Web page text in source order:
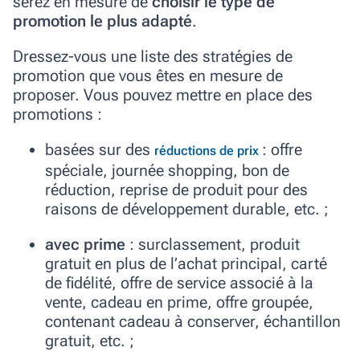
promotion le plus adapté.
Dressez-vous une liste des stratégies de
promotion que vous êtes en mesure de
proposer. Vous pouvez mettre en place des
promotions :
basées sur des réductions de prix : offre
spéciale, journée shopping, bon de
réduction, reprise de produit pour des
raisons de développement durable, etc. ;
avec prime : surclassement, produit
gratuit en plus de l’achat principal, carté
de fidélité, offre de service associé à la
vente, cadeau en prime, offre groupée,
contenant cadeau à conserver, échantillon
gratuit, etc. ;